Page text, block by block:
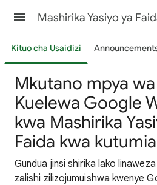
Kituo cha Usaidizi
Mkutano mpya
Kuelewa Google
kwa Mashirika
Faida kwa
Gundua jinsi shirika lako
zalishi zilizojumuishwa kwenye